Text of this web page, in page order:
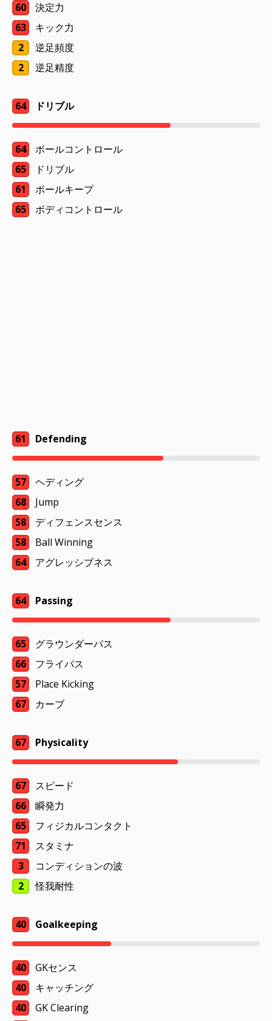
60
決定力
63
キック力
2
逆足頻度
2
逆足精度
64 ドリブル
64
ボールコントロール
65
ドリブル
61
ボールキープ
65
ボディコントロール
61 Defending
57
ヘディング
68
Jump
58
ディフェンスセンス
58
Ball Winning
64
アグレッシブネス
64 Passing
65
グラウンダーパス
66
フライパス
57
Place Kicking
67
カーブ
67 Physicality
67
スピード
66
瞬発力
65
フィジカルコンタクト
71
スタミナ
3
コンディションの波
2
怪我耐性
40 Goalkeeping
40
GKセンス
40
キャッチング
40
GK Clearing